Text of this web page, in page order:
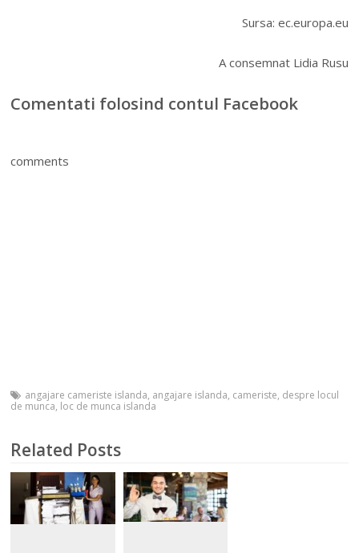
Sursa: ec.europa.eu
A consemnat Lidia Rusu
Comentati folosind contul Facebook
comments
angajare cameriste islanda, angajare islanda, cameriste, despre locul
de munca, loc de munca islanda
Related Posts